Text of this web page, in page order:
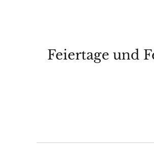
Feiertage und